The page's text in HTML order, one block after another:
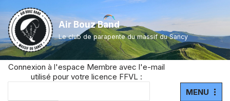
Aller
au
contenu
Air Bouz Band
Le club de parapente du massif du Sancy
Connexion à l'espace Membre avec l'e-mail
utilisé pour votre licence FFVL :
MENU